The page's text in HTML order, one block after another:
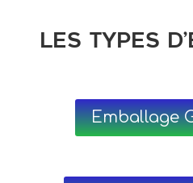
Les types
Emballage